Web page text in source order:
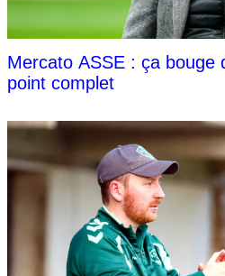
Mercato ASSE : ça bouge
point complet